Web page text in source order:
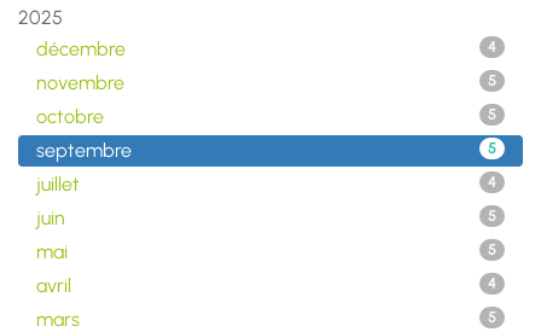
2025
décembre
4
novembre 5
octobre 5
septembre 5
juillet 4
juin 5
mai 5
avril 4
mars 5